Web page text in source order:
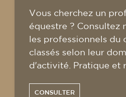
Vous cherchez un
équestre ? Consultez
les professionnels du
classés selon leur
d'activité. Pratique et
CONSULTER